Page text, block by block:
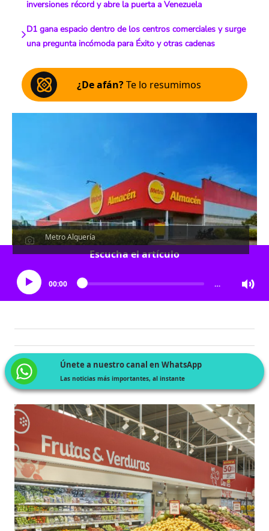
inversiones récord y abre la puerta a Venezuela
D1 gana espacio dentro de los centros comerciales y surge
una pregunta incómoda para Éxito y otras cadenas
¿De afán?Te lo resumimos
Metro Alquería
Escucha el artículo
00:00 …
Únete a nuestro canal en WhatsApp
Las noticias más importantes, al instante